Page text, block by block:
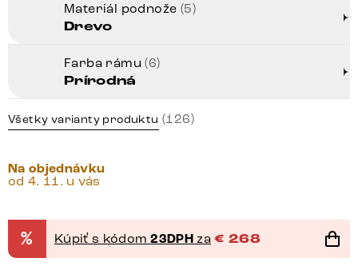
Materiál podnože (5)
Drevo
Farba rámu(6)
Prírodná
Všetky varianty produktu (126)
Na objednávku
od 4. 11. u vás
% Kúpiť s kódom23DPH za € 268